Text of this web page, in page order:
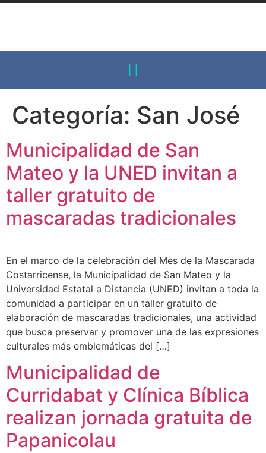
Categoría: San José
Municipalidad de San
Mateo y la UNED invitan a
taller gratuito de
mascaradas tradicionales
En el marco de la celebración del Mes de la Mascarada
Costarricense, la Municipalidad de San Mateo y la
Universidad Estatal a Distancia (UNED) invitan a toda la
comunidad a participar en un taller gratuito de
elaboración de mascaradas tradicionales, una actividad
que busca preservar y promover una de las expresiones
culturales más emblemáticas del […]
Municipalidad de
Curridabat y Clínica Bíblica
realizan jornada gratuita de
Papanicolau